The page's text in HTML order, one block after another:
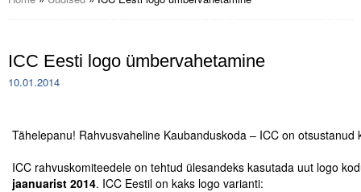
Astu ICC Eesti liikmeks!
ICC Eesti
Tegevused
ICC Eesti logo ümbervahetamine
10.01.2014
Tähelepanu! Rahvusvaheline Kaubanduskoda – ICC on
ICC rahvuskomiteedele on tehtud ülesandeks kasutada uut logo
jaanuarist 2014. ICC Eestil on kaks logo varianti: